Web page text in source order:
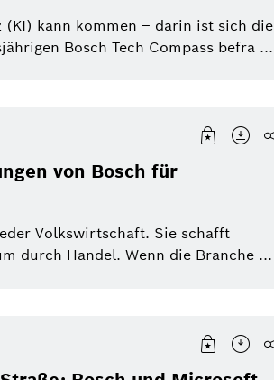
kann kommen – darin ist sich die
Bosch Tech Compass befra ...
von Bosch für
Volkswirtschaft. Sie schafft
durch Handel. Wenn die Branche ...